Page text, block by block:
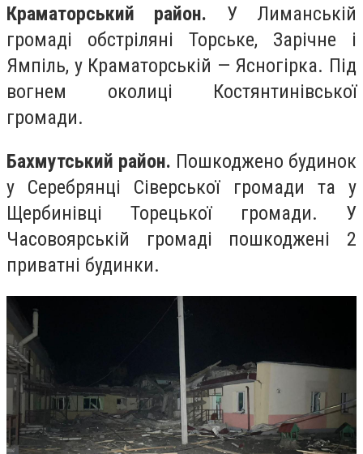
Краматорський район. У Лиманській
громаді обстріляні Торське, Зарічне і
Ямпіль, у Краматорській — Ясногірка. Під
вогнем околиці Костянтинівської
громади.
Бахмутський район. Пошкоджено будинок
у Серебрянці Сіверської громади та у
Щербинівці Торецької громади. У
Часовоярській громаді пошкоджені 2
приватні будинки.